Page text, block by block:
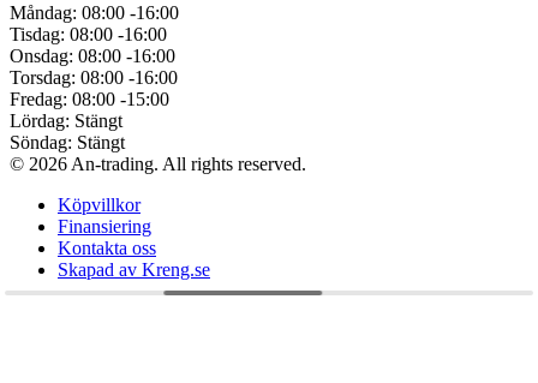
Måndag: 08:00 -16:00
Tisdag: 08:00 -16:00
Onsdag: 08:00 -16:00
Torsdag: 08:00 -16:00
Fredag: 08:00 -15:00
Lördag: Stängt
Söndag: Stängt
© 2026 An-trading. All rights reserved.
Köpvillkor
Finansiering
Kontakta oss
Skapad av Kreng.se